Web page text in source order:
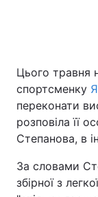
Головна
Україна
Економіка
Спорт
Цього травня
спортсменку
переконати
розповіла її
Степанова, в
За словами
збірної з